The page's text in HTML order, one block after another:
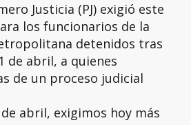
Justicia (PJ) exigió este
los funcionarios de la
detenidos tras
de abril, a quienes
de un proceso judicial
de abril, exigimos hoy más